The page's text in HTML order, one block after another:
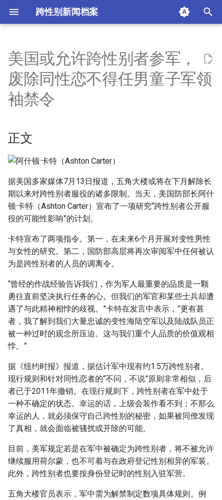
跨性别新闻档案
i
t
i
i
n
s
e
a
r
c
h
正文
摘要与附加信息
美国或允许跨性别者参军，
废除同性恋不得任男童子军领
袖禁令
正文
据美国多家媒体7月13日报道，五角大楼或将在下月解除长
期以来对跨性别者服役的诸多限制。当天，美国防部长阿什
顿·卡特（Ashton Carter）宣布了一项研究“跨性别者公开服
役的可能性影响”的计划。
卡特宣布了两项指令。第一，在未来6个月开展对变性男性
与女性的研究。第二，国防部高层将再次审阅军中任何被认
为是跨性别者的人员的调离令。
“曾经的作战经验告诉我们，作为军人最重要的品质是一颗
勇往直前坚决执行任务的心。但我们的军官和某些士兵却遭
遇了与此精神相悖的歧视。”卡特在发言中表示，”更有甚
者，我了解到我们大量忠诚的变性海陆空军以及陆战队员正
被一种过时的观念所压迫。这与我们重个人品质的价值观相
悖。”
据《纽约时报》报道，据估计军中现有约1.5万跨性别者。
现行规则和针对同性恋者的“不问，不说”原则非常相似，后
者已于2011年撤销。在现行规则下，跨性别者在军中处于
一种不确定的状态。幸运的话，上级会装作看不到；不那么
幸运的人，就必须保守自己跨性别的秘密，如果被同僚发现
了真相，就会面临被骚扰或开除的可能。
目前，美军规定若是在军中被确定为跨性别者，将不被允许
继续服用荷尔蒙，也不可着与在政府登记性别相异的军装。
此外，跨性别者也要按身份登记时的性别入驻军营。
五角大楼官员表示，军中需为解禁制定数项具体规则。例